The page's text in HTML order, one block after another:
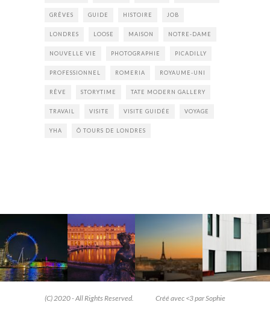
GRÊVES GUIDE HISTOIRE JOB
LONDRES LOOSE MAISON NOTRE-DAME
NOUVELLE VIE PHOTOGRAPHIE PICADILLY
PROFESSIONNEL ROMERIA ROYAUME-UNI
RÊVE STORYTIME TATE MODERN GALLERY
TRAVAIL VISITE VISITE GUIDÉE VOYAGE
YHA Ô TOURS DE LONDRES
(C) 2020 - All Rights Reserved. Créé avec <3 par Sophie